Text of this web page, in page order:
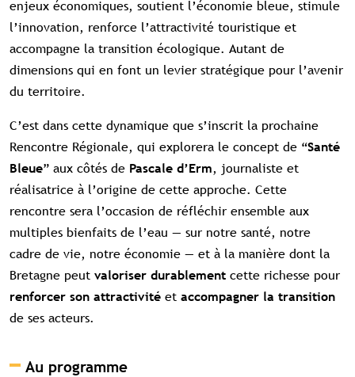
enjeux économiques, soutient l’économie bleue, stimule
l’innovation, renforce l’attractivité touristique et
accompagne la transition écologique. Autant de
dimensions qui en font un levier stratégique pour l’avenir
du territoire.
C’est dans cette dynamique que s’inscrit la prochaine
Rencontre Régionale, qui explorera le concept de “Santé
Bleue” aux côtés de Pascale d’Erm, journaliste et
réalisatrice à l’origine de cette approche. Cette
rencontre sera l’occasion de réfléchir ensemble aux
multiples bienfaits de l’eau — sur notre santé, notre
cadre de vie, notre économie — et à la manière dont la
Bretagne peut valoriser durablement cette richesse pour
renforcer son attractivité et accompagner la transition
de ses acteurs.
Au programme